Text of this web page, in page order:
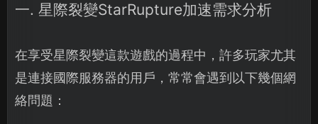
一. 星際裂變StarRupture加速需求分析
在享受星際裂變這款遊戲的過程中，許多玩家尤其
是連接國際服務器的用戶，常常會遇到以下幾個網
絡問題：